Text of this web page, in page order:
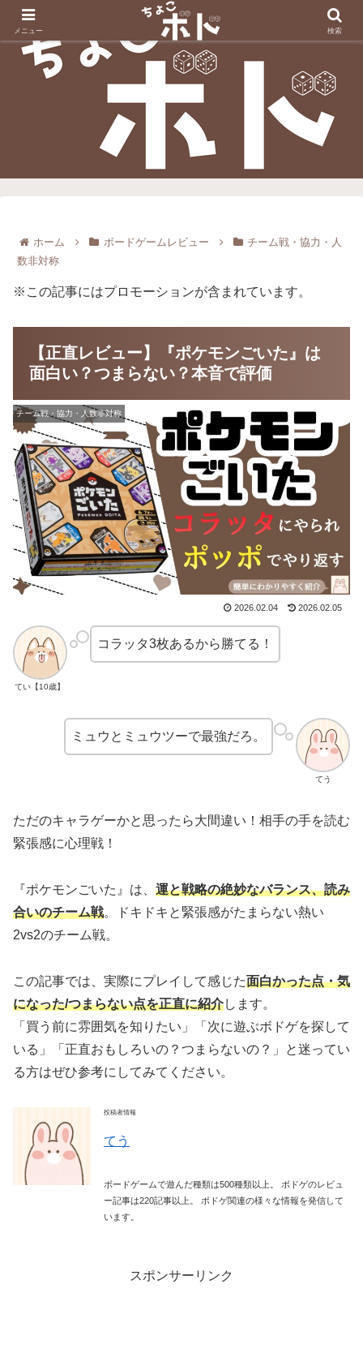
ホーム ボードゲームレビュー
チーム戦・協力・人
数非対称
※この記事にはプロモーションが含まれています。
【正直レビュー】『ポケモンごいた』は
面白い？つまらない？本音で評価
チーム戦・協力・人数非対称
2026.02.04 2026.02.05
てい【10歳】
コラッタ3枚あるから勝てる！
てう
ミュウとミュウツーで最強だろ。
ただのキャラゲーかと思ったら大間違い！相手の手を読む
緊張感に心理戦！
『ポケモンごいた』は、 運と戦略の絶妙なバランス、読み
合いのチーム戦。ドキドキと緊張感がたまらない熱い
2vs2のチーム戦。
この記事では、実際にプレイして感じた面白かった点・気
になった/つまらない点を正直に紹介します。
「買う前に雰囲気を知りたい」「次に遊ぶボドゲを探して
いる」「正直おもしろいの？つまらないの？」と迷ってい
る方はぜひ参考にしてみてください。
投稿者情報
てう
ボードゲームで遊んだ種類は500種類以上。 ボドゲのレビュ
ー記事は220記事以上。 ボドゲ関連の様々な情報を発信して
います。
スポンサーリンク
メニュー 検索